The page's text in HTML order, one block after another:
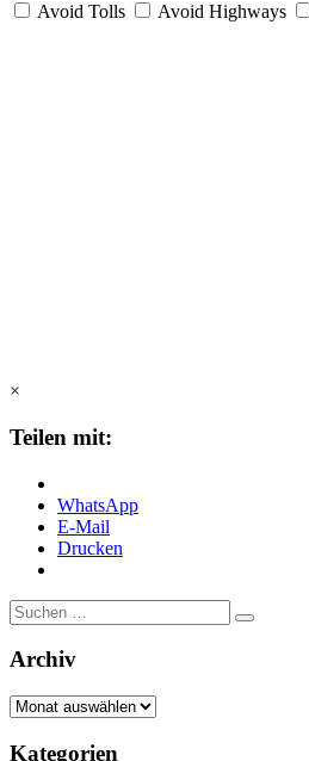
Avoid Tolls Avoid Highways
×
Teilen mit:
WhatsApp
E-Mail
Drucken
Suche
nach:
Archiv
Archiv
Kategorien